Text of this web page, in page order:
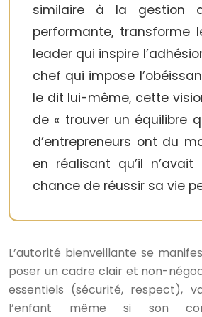
similaire à la gestion
performante, transforme
leader qui inspire
chef qui impose
le dit lui-même, cette
de « trouver un équilibre
d’entrepreneurs ont du
en réalisant qu’il n’avait
chance de réussir sa vie
L’autorité bienveillante se
poser un cadre clair et non-
essentiels (sécurité, respect),
l’enfant même si son